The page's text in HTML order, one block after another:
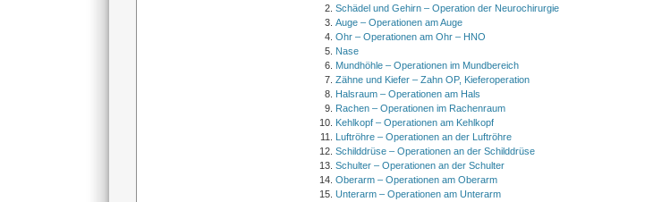
Schädel und Gehirn – Operation der Neurochirurgie
Auge – Operationen am Auge
Ohr – Operationen am Ohr – HNO
Nase
Mundhöhle – Operationen im Mundbereich
Zähne und Kiefer – Zahn OP, Kieferoperation
Halsraum – Operationen am Hals
Rachen – Operationen im Rachenraum
Kehlkopf – Operationen am Kehlkopf
Luftröhre – Operationen an der Luftröhre
Schilddrüse – Operationen an der Schilddrüse
Schulter – Operationen an der Schulter
Oberarm – Operationen am Oberarm
Unterarm – Operationen am Unterarm